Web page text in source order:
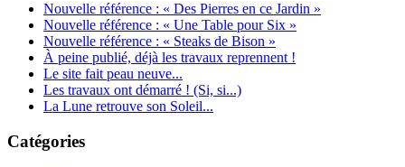
Nouvelle référence : « Des Pierres en ce Jardin »
Nouvelle référence : « Une Table pour Six »
Nouvelle référence : « Steaks de Bison »
À peine publié, déjà les travaux reprennent !
Le site fait peau neuve...
Les travaux ont démarré ! (Si, si...)
La Lune retrouve son Soleil...
Catégories